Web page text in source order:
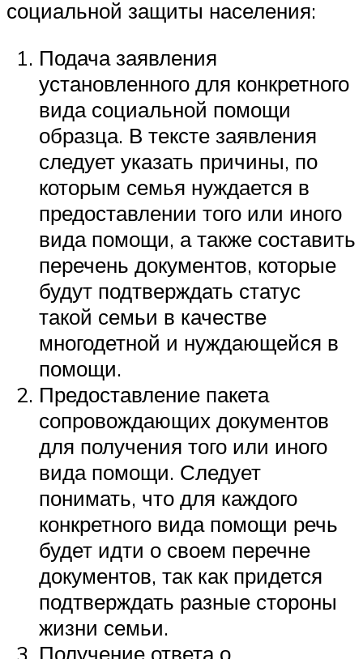
социальной защиты населения:
Подача заявления
установленного для конкретного
вида социальной помощи
образца. В тексте заявления
следует указать причины, по
которым семья нуждается в
предоставлении того или иного
вида помощи, а также составить
перечень документов, которые
будут подтверждать статус
такой семьи в качестве
многодетной и нуждающейся в
помощи.
Предоставление пакета
сопровождающих документов
для получения того или иного
вида помощи. Следует
понимать, что для каждого
конкретного вида помощи речь
будет идти о своем перечне
документов, так как придется
подтверждать разные стороны
жизни семьи.
Получение ответа о